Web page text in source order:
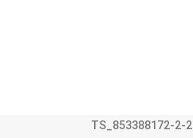
TS_853388172-2-2